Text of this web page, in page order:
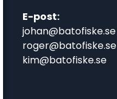
E-post:
johan@batofiske.se
roger@batofiske.se
kim@batofiske.se